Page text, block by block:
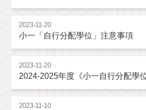
2023-11-20
小一「自行分配學位」注意事項
2023-11-20
2024-2025年度《小一自行分配學
2023-11-10